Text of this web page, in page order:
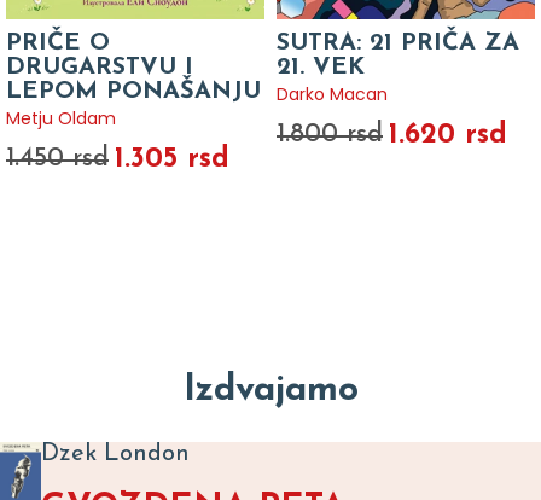
PRIČE O
DRUGARSTVU I
LEPOM PONAŠANJU
Metju Oldam
1.450 rsd 1.305 rsd
SUTRA: 21 PRIČA ZA
21. VEK
Darko Macan
1.800 rsd 1.620 rsd
Izdvajamo
Dzek London